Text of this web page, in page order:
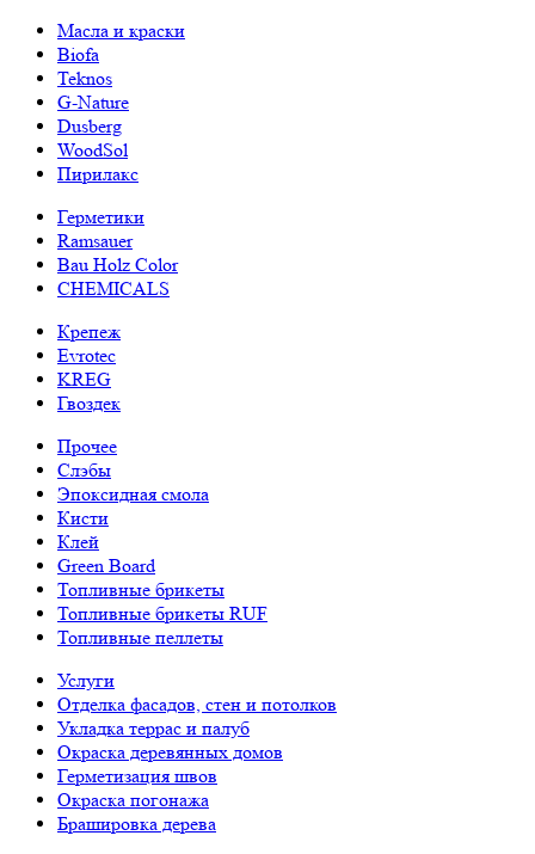
Масла и краски
Biofa
Teknos
G-Nature
Dusberg
WoodSol
Пирилакс
Герметики
Ramsauer
Bau Holz Color
CHEMICALS
Крепеж
Evrotec
KREG
Гвоздек
Прочее
Слэбы
Эпоксидная смола
Кисти
Клей
Green Board
Топливные брикеты
Топливные брикеты RUF
Топливные пеллеты
Услуги
Отделка фасадов, стен и потолков
Укладка террас и палуб
Окраска деревянных домов
Герметизация швов
Окраска погонажа
Брашировка дерева